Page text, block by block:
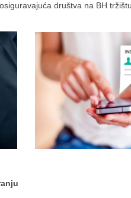
društva na BH tržištu.